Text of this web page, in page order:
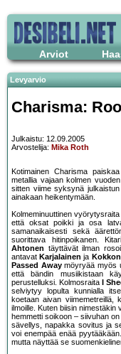
Arviot
Levyarvio
Charisma:
Julkaistu: 12.09.2005
Arvostelija: Mika Roth
Kotimainen Charisma
metallia vajaan kolmen
sitten viime syksynä julkaistun
ainakaan heikentymään.
Kolmeminuuttinen vyörytysraita
että oksat poikki ja osa
samanaikaisesti sekä
suorittava hitinpoikanen.
Ahtonen täyttävät ilman
antavat Karjalainen ja
Passed Awaymöyryää myös
että bändin musiikistaan
perustelluksi. Kolmosraita
I
selviytyy lopulta kunnialla
koetaan aivan viimemetreillä,
ilmoille. Kuten biisin
hemmetti soikoon – siivuhan
sävellys, napakka sovitus ja
voi enempää enää
mutta näyttää se